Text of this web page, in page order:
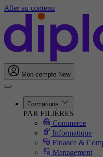
Aller au contenu
Mon compte New
Formations
PAR FILIÈRES
Commerce
Informatique
Finance &
Management